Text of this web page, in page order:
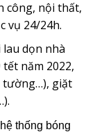
công, nội thất,
vụ 24/24h.
dọn nhà
năm 2022,
tường…), giặt
thống bóng